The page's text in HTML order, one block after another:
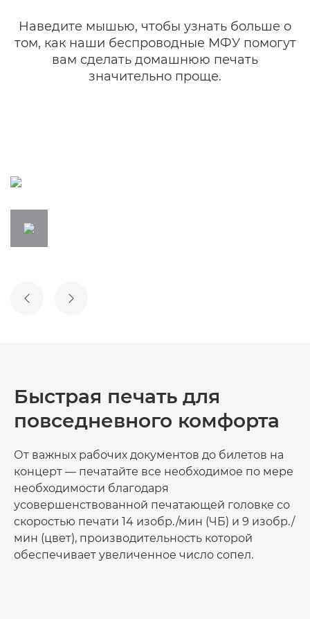
Наведите мышью, чтобы узнать больше о
том, как наши беспроводные МФУ помогут
вам сделать домашнюю печать
значительно проще.
ПРЕДЫДУЩИЙ СЛАЙД
СЛЕДУЮЩИЙ СЛАЙД
Быстрая печать для
повседневного комфорта
От важных рабочих документов до билетов на
концерт — печатайте все необходимое по мере
необходимости благодаря
усовершенствованной печатающей головке со
скоростью печати 14 изобр./мин (ЧБ) и 9 изобр./
мин (цвет), производительность которой
обеспечивает увеличенное число сопел.